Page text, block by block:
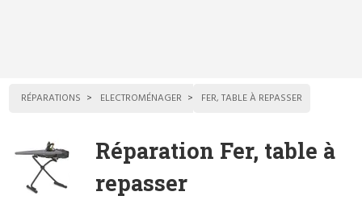
RÉPARATIONS ELECTROMÉNAGER FER, TABLE À REPASSER
Réparation Fer, table à
repasser